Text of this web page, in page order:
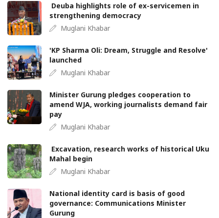
Deuba highlights role of ex-servicemen in
strengthening democracy
Muglani Khabar
'KP Sharma Oli: Dream, Struggle and Resolve'
launched
Muglani Khabar
Minister Gurung pledges cooperation to
amend WJA, working journalists demand fair
pay
Muglani Khabar
Excavation, research works of historical Uku
Mahal begin
Muglani Khabar
National identity card is basis of good
governance: Communications Minister
Gurung